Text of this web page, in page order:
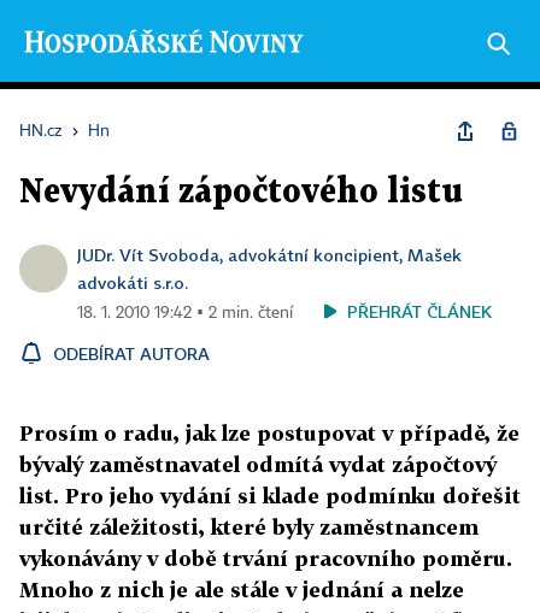
HN.cz › Hn
Nevydání zápočtového listu
JUDr. Vít Svoboda, advokátní koncipient, Mašek
advokáti s.r.o.
18. 1. 2010 19:42 ▪ 2 min. čtení PŘEHRÁT ČLÁNEK
ODEBÍRAT AUTORA
Prosím o radu, jak lze postupovat v případě, že
bývalý zaměstnavatel odmítá vydat zápočtový
list. Pro jeho vydání si klade podmínku dořešit
určité záležitosti, které byly zaměstnancem
vykonávány v době trvání pracovního poměru.
Mnoho z nich je ale stále v jednání a nelze